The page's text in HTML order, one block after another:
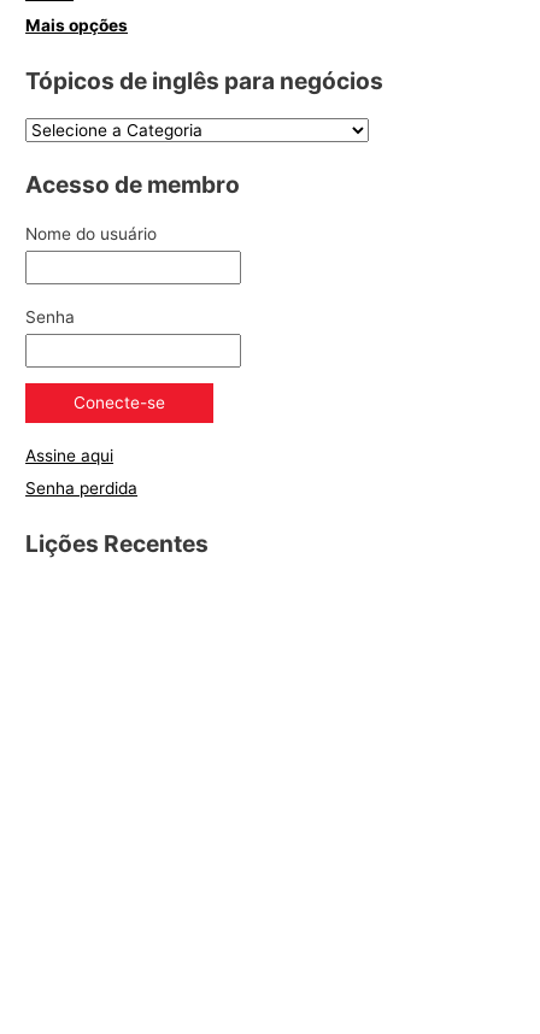
Mais opções
Tópicos de inglês para negócios
Acesso de membro
Nome do usuário
Senha
Assine aqui
Senha perdida
Lições Recentes